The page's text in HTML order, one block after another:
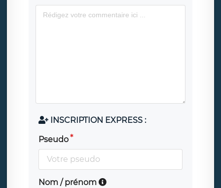
INSCRIPTION EXPRESS :
Pseudo
Nom / prénom